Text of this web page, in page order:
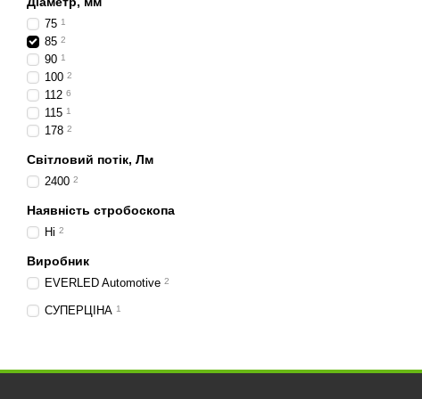
75 1
85 2
90 1
100 2
112 6
115 1
178 2
Світловий потік, Лм
2400 2
Наявність стробоскопа
Ні 2
Виробник
EVERLED Automotive 2
СУПЕРЦІНА 1